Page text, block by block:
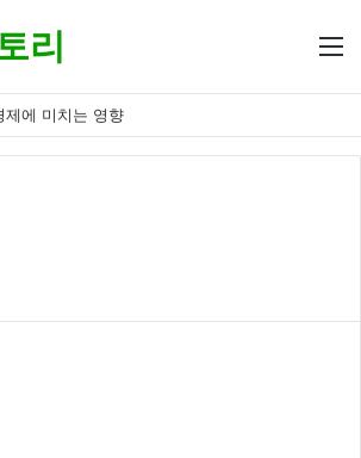
리
제에 미치는 영향